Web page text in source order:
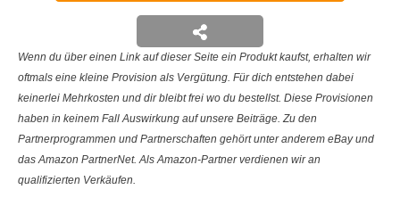
Wenn du über einen Link auf dieser Seite ein Produkt kaufst, erhalten wir
oftmals eine kleine Provision als Vergütung. Für dich entstehen dabei
keinerlei Mehrkosten und dir bleibt frei wo du bestellst. Diese Provisionen
haben in keinem Fall Auswirkung auf unsere Beiträge. Zu den
Partnerprogrammen und Partnerschaften gehört unter anderem eBay und
das Amazon PartnerNet. Als Amazon-Partner verdienen wir an
qualifizierten Verkäufen.